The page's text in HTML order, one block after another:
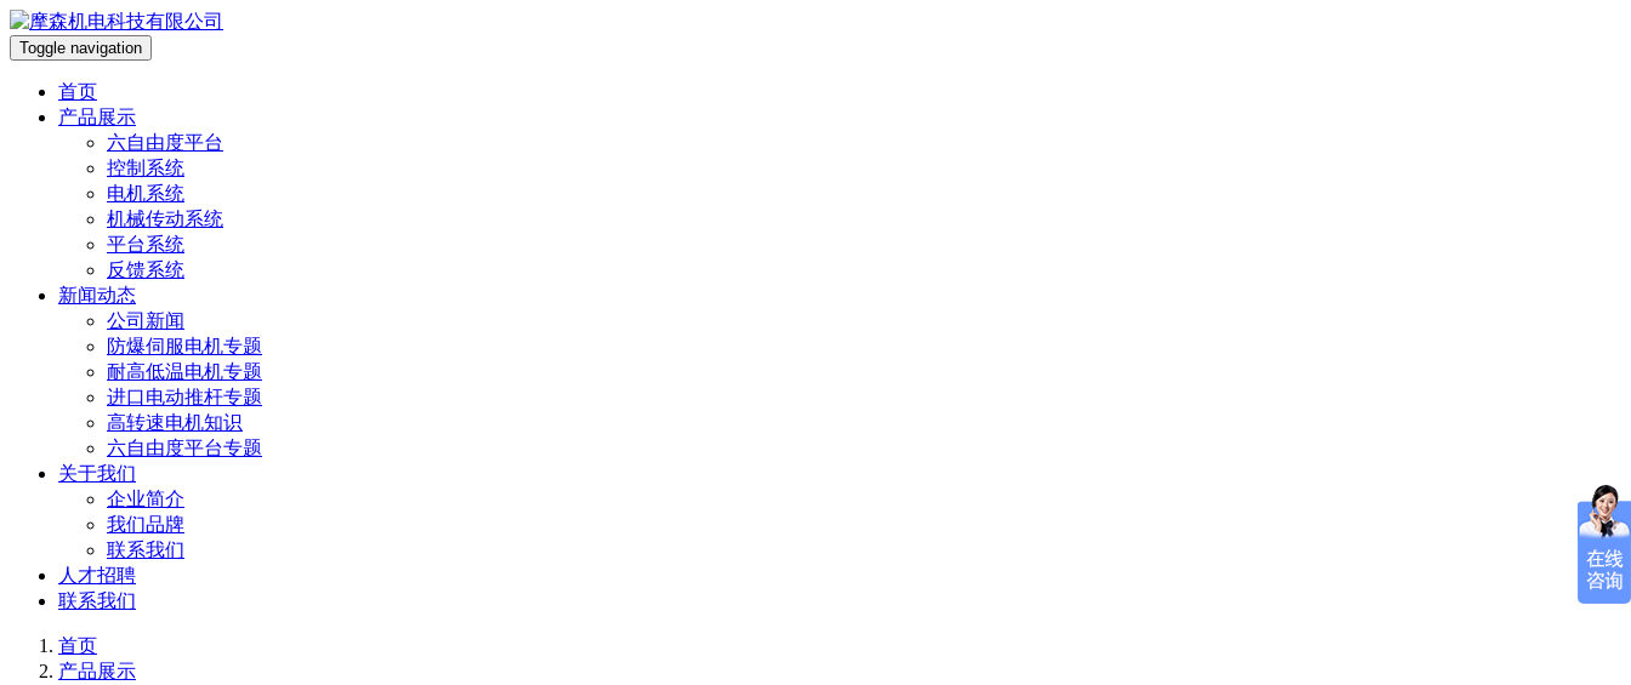
Toggle navigation
首页
产品展示
六自由度平台
控制系统
电机系统
机械传动系统
平台系统
反馈系统
新闻动态
公司新闻
防爆伺服电机专题
耐高低温电机专题
进口电动推杆专题
高转速电机知识
六自由度平台专题
关于我们
企业简介
我们品牌
联系我们
人才招聘
联系我们
首页
产品展示